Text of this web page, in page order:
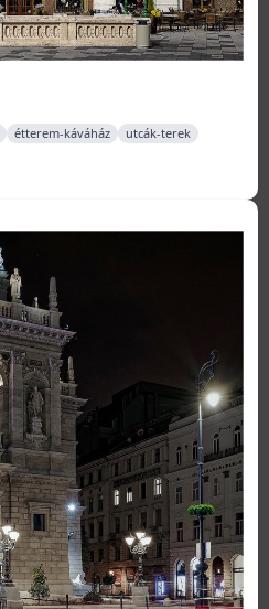
étterem-káváház utcák-terek